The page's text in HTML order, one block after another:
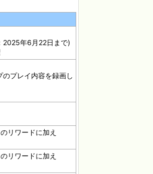
2025年6月22日まで)
のプレイ内容を録画し
リワードに加え
リワードに加え